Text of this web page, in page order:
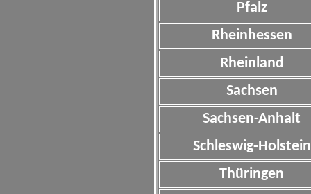
Pfalz
Rheinhessen
Rheinland
Sachsen
Sachsen-Anhalt
Schleswig-Holstein
Thüringen